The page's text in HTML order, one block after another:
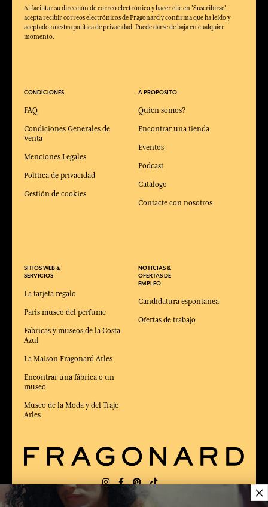
Al facilitar su dirección de correo electrónico y hacer clic en 'Suscribirse',
acepta recibir correos electrónicos de Fragonard y confirma que ha leído y
aceptado nuestra política de privacidad. Puede darse de baja en cualquier
momento.
CONDICIONES
FAQ
Condiciones Generales de
Venta
Menciones Legales
Política de privacidad
Gestión de cookies
SITIOS WEB &
SERVICIOS
La tarjeta regalo
Paris museo del perfume
Fabricas y museos de la Costa
Azul
La Maison Fragonard Arles
Encontrar una fábrica o un
museo
Museo de la Moda y del Traje
Arles
A PROPOSITO
Quien somos?
Encontrar una tienda
Eventos
Podcast
Catálogo
Contacte con nosotros
NOTICIAS &
OFERTAS DE
EMPLEO
Candidatura espontánea
Ofertas de trabajo
×